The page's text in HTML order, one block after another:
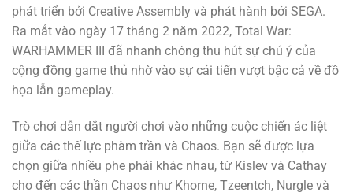
phát triển bởi Creative Assembly và phát hành bởi SEGA.
Ra mắt vào ngày 17 tháng 2 năm 2022, Total War:
WARHAMMER III đã nhanh chóng thu hút sự chú ý của
cộng đồng game thủ nhờ vào sự cải tiến vượt bậc cả về đồ
họa lẫn gameplay.
Trò chơi dẫn dắt người chơi vào những cuộc chiến ác liệt
giữa các thế lực phàm trần và Chaos. Bạn sẽ được lựa
chọn giữa nhiều phe phái khác nhau, từ Kislev và Cathay
cho đến các thần Chaos như Khorne, Tzeentch, Nurgle và